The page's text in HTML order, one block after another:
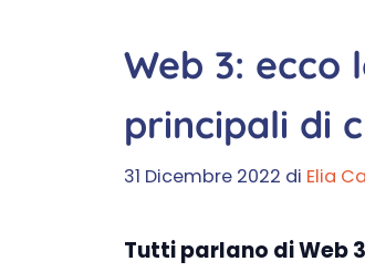
Web 3:
principali di
31 Dicembre 2022 di Elia
Tutti parlano di Web